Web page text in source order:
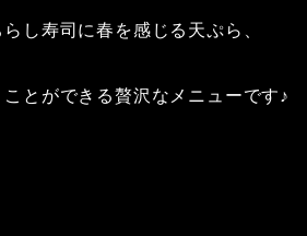
し寿司に春を感じる天ぷら、
とができる贅沢なメニューです♪